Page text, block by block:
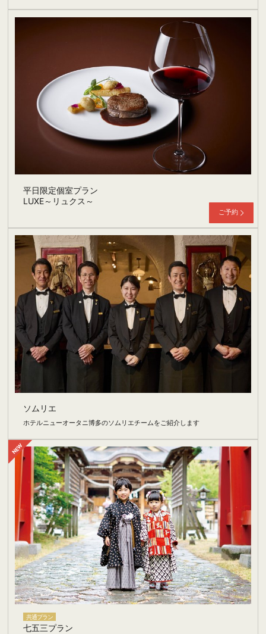
平日限定個室プラン
LUXE～リュクス～
ご予約
ソムリエ
ホテルニューオータニ博多のソムリエチームをご紹介します
共通プラン
七五三プラン